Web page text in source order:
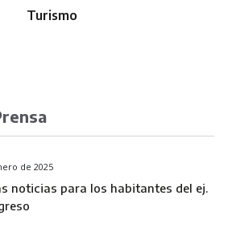
Turismo
de 2025
noticias para los habitantes del ej.